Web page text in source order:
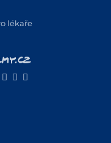
lékaře